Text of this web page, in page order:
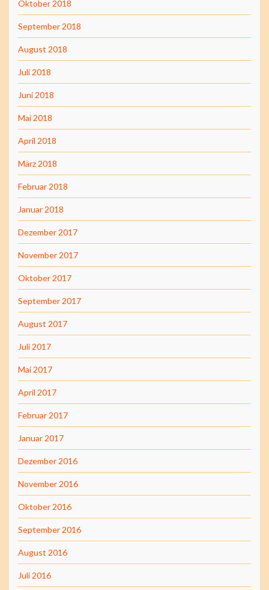
Oktober 2018
September 2018
August 2018
Juli 2018
Juni 2018
Mai 2018
April 2018
März 2018
Februar 2018
Januar 2018
Dezember 2017
November 2017
Oktober 2017
September 2017
August 2017
Juli 2017
Mai 2017
April 2017
Februar 2017
Januar 2017
Dezember 2016
November 2016
Oktober 2016
September 2016
August 2016
Juli 2016